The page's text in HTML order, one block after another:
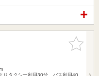
お気に入
りに追加
りタクシー利用30分、バス利用40